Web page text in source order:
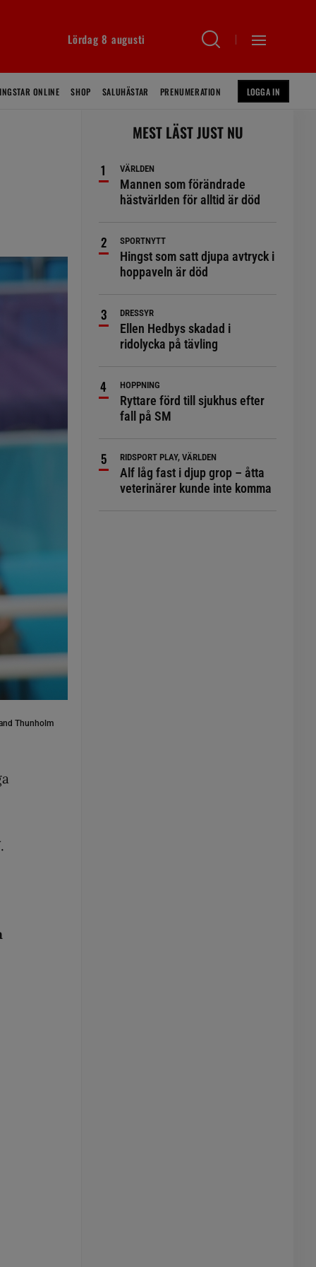
Lördag 8 augusti
ONLINE SHOP SALUHÄSTAR PRENUMERATION LOGGA IN
Thunholm
.
MEST LÄST JUST NU
VÄRLDEN
Mannen som förändrade
hästvärlden för alltid är död
SPORTNYTT
Hingst som satt djupa avtryck i
hoppaveln är död
DRESSYR
Ellen Hedbys skadad i
ridolycka på tävling
HOPPNING
Ryttare förd till sjukhus efter
fall på SM
RIDSPORT PLAY, VÄRLDEN
Alf låg fast i djup grop – åtta
veterinärer kunde inte komma